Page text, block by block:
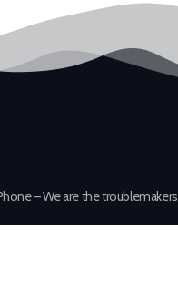
– We are the troublemakers.